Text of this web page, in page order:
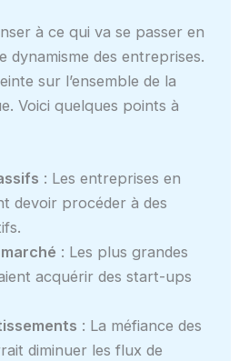
à ce qui va se passer en
dynamisme des entreprises.
sur l’ensemble de la
Voici quelques points à
: Les entreprises en
devoir procéder à des
: Les plus grandes
acquérir des start-ups
: La méfiance des
diminuer les flux de